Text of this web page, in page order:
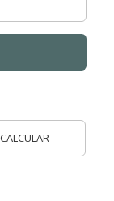
CALCULAR